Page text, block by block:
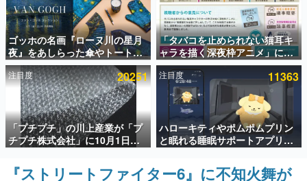
ゲームの企画書
名作ゲームクリエイターの方々に製作時のエピソードをお
聞きし、ヒットする企画（ゲーム）とは何か？を探ってい
きます。
赫本
この物語を解いてはいけない。『赫本』は、〈試験問題〉
の形をした短編ホラー小説集です。
新世代に訊く
これからのデジタルゲーム市場を担う若きクリエイター達
の姿を追い、彼らのルーツと情熱を探っていきます。
ゲーム世代の作家たち
ゴッホの名画『ローヌ川の星月
夜』をあしらった傘やトートバ
ッグなどが登場。8月7日21時よ
り2日間限定で予約販売
「タバコを止められない猫耳キ
ャラを描く深夜枠アニメ」に視
聴者の一部から批判意見。違法
薬物の使用と思わしき描写も含
めて、BPOが議論を交わす
注目度 20251
「プチプチ」の川上産業が「プ
チプチ株式会社」に10月1日よ
り社名変更へ。創業58年で初め
ての変更で、“プチッ”と鳴るお
なじみの緩衝材が会社の名前に
注目度 11363
ハローキティやポムポムプリン
と眠れる睡眠サポートアプリ
『ゆめたび』が配信中。キャラ
ごとのASMRや目覚ましアラー
ムも搭載
『ストリートファイター6』に不知火舞が